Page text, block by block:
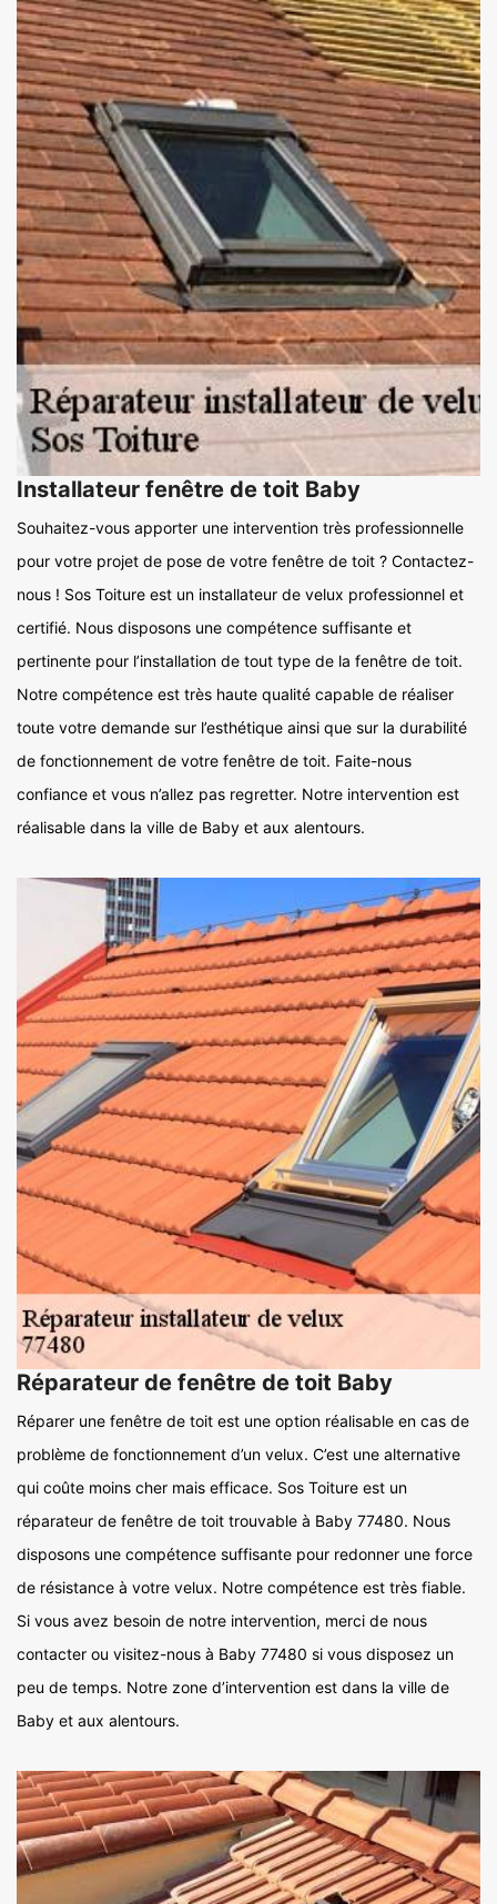
Installateur fenêtre de toit Baby
Souhaitez-vous apporter une intervention très professionnelle
pour votre projet de pose de votre fenêtre de toit ? Contactez-
nous ! Sos Toiture est un installateur de velux professionnel et
certifié. Nous disposons une compétence suffisante et
pertinente pour l’installation de tout type de la fenêtre de toit.
Notre compétence est très haute qualité capable de réaliser
toute votre demande sur l’esthétique ainsi que sur la durabilité
de fonctionnement de votre fenêtre de toit. Faite-nous
confiance et vous n’allez pas regretter. Notre intervention est
réalisable dans la ville de Baby et aux alentours.
Réparateur de fenêtre de toit Baby
Réparer une fenêtre de toit est une option réalisable en cas de
problème de fonctionnement d’un velux. C’est une alternative
qui coûte moins cher mais efficace. Sos Toiture est un
réparateur de fenêtre de toit trouvable à Baby 77480. Nous
disposons une compétence suffisante pour redonner une force
de résistance à votre velux. Notre compétence est très fiable.
Si vous avez besoin de notre intervention, merci de nous
contacter ou visitez-nous à Baby 77480 si vous disposez un
peu de temps. Notre zone d’intervention est dans la ville de
Baby et aux alentours.